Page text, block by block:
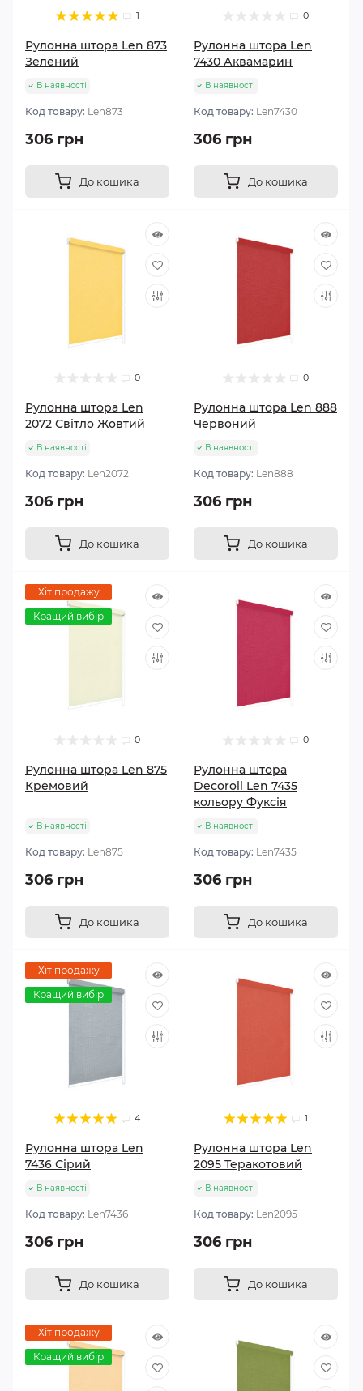
1
Рулонна штора Len 873
Зелений
В наявності
Код товару: Len873
306 грн
До кошика
0
Рулонна штора Len
7430 Аквамарин
В наявності
Код товару: Len7430
306 грн
До кошика
0
Рулонна штора Len
2072 Світло Жовтий
В наявності
Код товару: Len2072
306 грн
До кошика
0
Рулонна штора Len 888
Червоний
В наявності
Код товару: Len888
306 грн
До кошика
Хіт продажу
Кращий вибір
0
Рулонна штора Len 875
Кремовий
В наявності
Код товару: Len875
306 грн
До кошика
0
Рулонна штора
Decoroll Len 7435
кольору Фуксія
В наявності
Код товару: Len7435
306 грн
До кошика
Хіт продажу
Кращий вибір
4
Рулонна штора Len
7436 Сірий
В наявності
Код товару: Len7436
306 грн
До кошика
1
Рулонна штора Len
2095 Теракотовий
В наявності
Код товару: Len2095
306 грн
До кошика
Хіт продажу
Кращий вибір